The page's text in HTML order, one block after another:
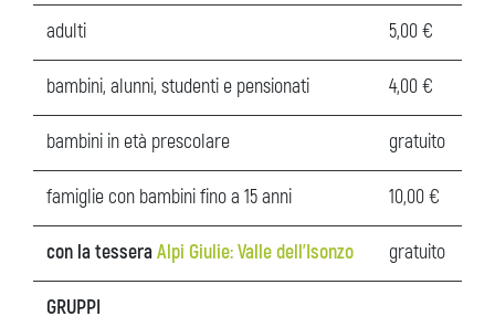
adulti 5,00 €
bambini, alunni, studenti e pensionati 4,00 €
bambini in età prescolare gratuito
famiglie con bambini fino a 15 anni 10,00 €
con la tesseraAlpi Giulie: Valle dell'Isonzo gratuito
GRUPPI